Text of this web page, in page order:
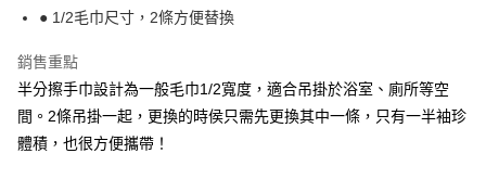
【注意事項】
用戶於交易時，得透過本服務購買商品或服務，並由商店將買賣／分期付款
買賣價金債權讓與本公司後，依約使用本公司帳單繳交帳款。
2.基於同意付款使用「大哥付你分期」之契約關係目的，商店將以您的個人
資料（包含姓名、電話或地址）提供予台灣大哥大進項蒐集、處理及利用，
由本公司與您本人進行分期帳單所需資料之確認、核對及更正。
每筆NT$100，滿NT$499(含以上)免運費
每筆NT$100，滿NT$499(含以上)免運費
宅配【父親節大回饋】限時$299免運
每筆NT$150，滿NT$299(含以上)免運費
● 1/2毛巾尺寸，2條方便替換
銷售重點
半分擦手巾設計為一般毛巾1/2寬度，適合吊掛於浴室、廁所等空
間。2條吊掛一起，更換的時侯只需先更換其中一條，只有一半袖珍
體積，也很方便攜帶！